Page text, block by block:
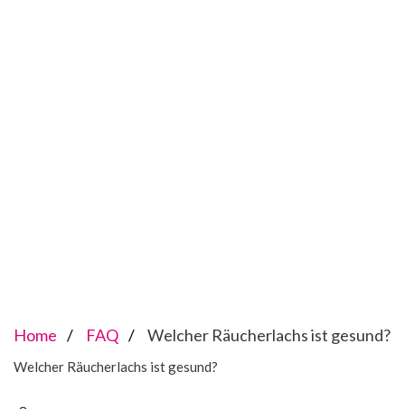
Home FAQ Welcher Räucherlachs ist gesund?
Welcher Räucherlachs ist gesund?